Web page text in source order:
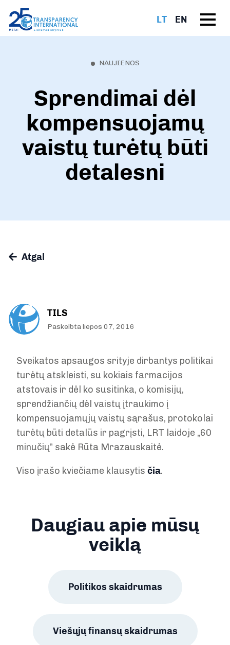
LT EN
NAUJIENOS
Sprendimai dėl
kompensuojamų
vaistų turėtų būti
detalesni
Atgal
TILS
Paskelbta liepos 07, 2016
Sveikatos apsaugos srityje dirbantys politikai
turėtų atskleisti, su kokiais farmacijos
atstovais ir dėl ko susitinka, o komisijų,
sprendžiančių dėl vaistų įtraukimo į
kompensuojamųjų vaistų sąrašus, protokolai
turėtų būti detalūs ir pagrįsti, LRT laidoje „60
minučių” sakė Rūta Mrazauskaitė.
Viso įrašo kviečiame klausytis čia.
Daugiau apie mūsų
veiklą
Politikos skaidrumas
Viešųjų finansų skaidrumas